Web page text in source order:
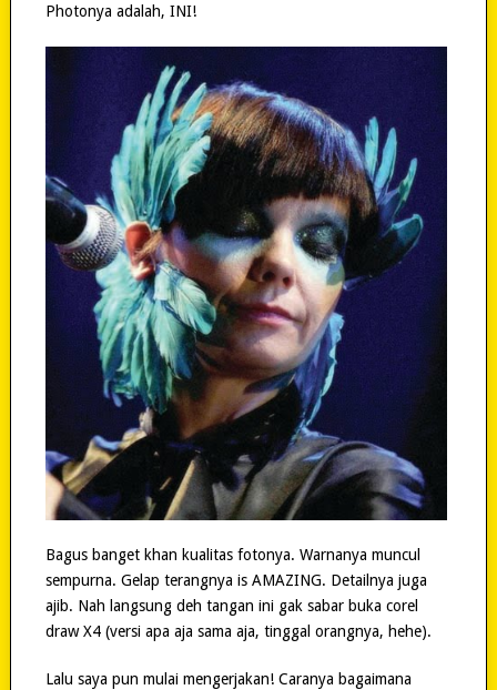
Photonya adalah, INI!
Bagus banget khan kualitas fotonya. Warnanya muncul
sempurna. Gelap terangnya is AMAZING. Detailnya juga
ajib. Nah langsung deh tangan ini gak sabar buka corel
draw X4 (versi apa aja sama aja, tinggal orangnya, hehe).
Lalu saya pun mulai mengerjakan! Caranya bagaimana